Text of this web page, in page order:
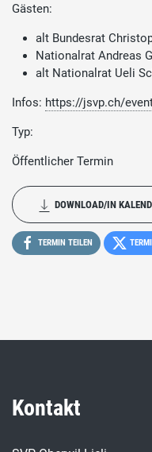
Gästen:
alt Bundesrat
Nationalrat Andreas
alt Nationalrat Ueli
Infos: https://jsvp.ch/
Typ:
Öffentlicher Termin
DOWNLOAD/IN
TERMIN TEILEN
Kontakt